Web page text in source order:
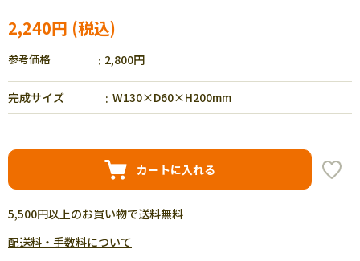
2,240円
参考価格 2,800円
完成サイズ W130×D60×H200mm
カートに入れる
5,500円以上のお買い物で送料無料
配送料・手数料について